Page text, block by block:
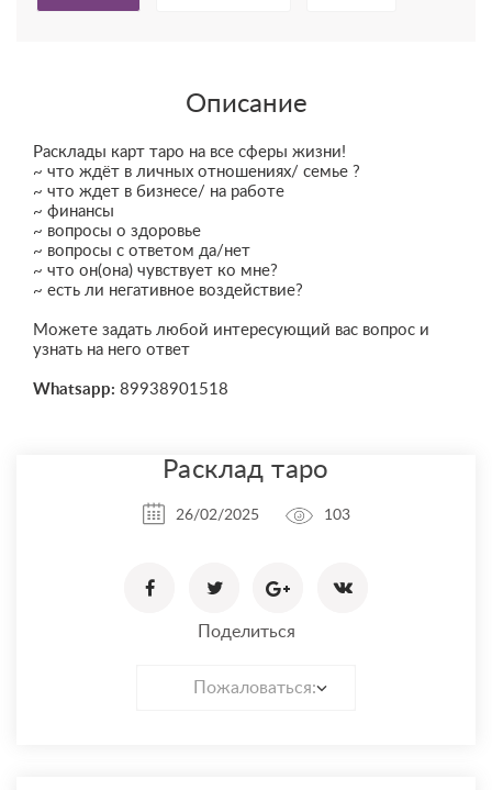
Описание
Расклады карт таро на все сферы жизни!
~ что ждёт в личных отношениях/ семье ?
~ что ждет в бизнесе/ на работе
~ финансы
~ вопросы о здоровье
~ вопросы с ответом да/нет
~ что он(она) чувствует ко мне?
~ есть ли негативное воздействие?
Можете задать любой интересующий вас вопрос и
узнать на него ответ
Whatsapp: 89938901518
Расклад таро
26/02/2025 103
Поделиться
Пожаловаться: